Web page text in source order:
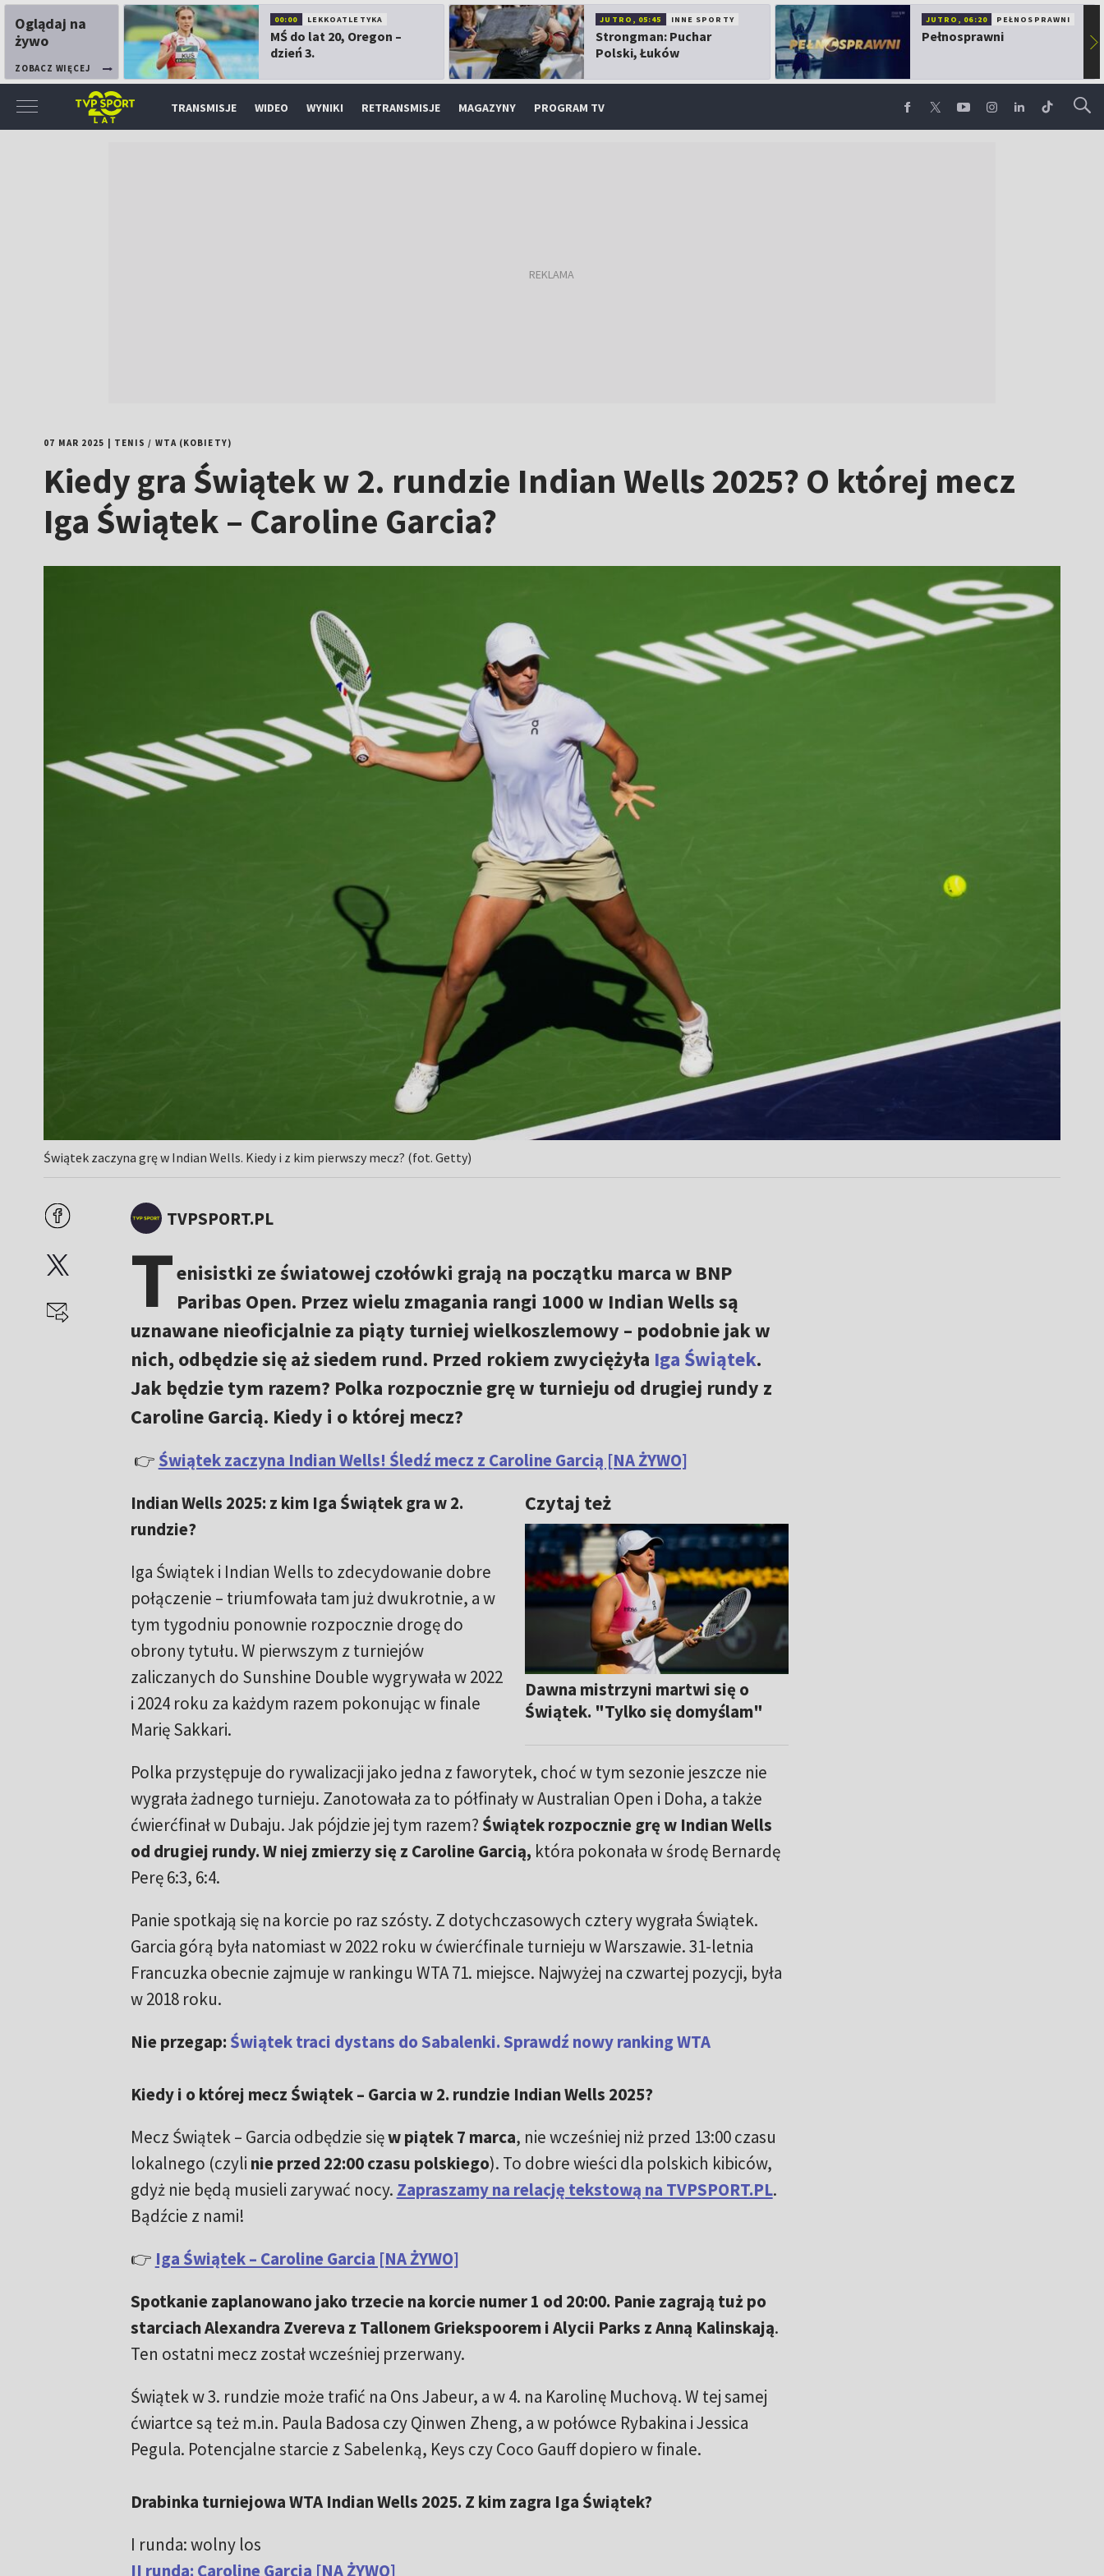
Oglądaj na
żywo
ZOBACZ WIĘCEJ
00:00 LEKKOATLETYKA
MŚ do lat 20, Oregon –
dzień 3.
JUTRO, 05:45 INNE SPORTY
Strongman: Puchar
Polski, Łuków
JUTRO, 06:20 PEŁNOSPRAWNI
Pełnosprawni ▶
TRANSMISJE WIDEO WYNIKI RETRANSMISJE MAGAZYNY PROGRAM TV
07 MAR 2025 TENIS / WTA (KOBIETY)
Kiedy gra Świątek w 2. rundzie Indian Wells 2025? O której mecz
Iga Świątek – Caroline Garcia?
Świątek zaczyna grę w Indian Wells. Kiedy i z kim pierwszy mecz? (fot. Getty)
TVPSPORT.PL
Tenisistki ze światowej czołówki grają na początku marca w BNP
Paribas Open. Przez wielu zmagania rangi 1000 w Indian Wells są
uznawane nieoficjalnie za piąty turniej wielkoszlemowy – podobnie jak w
nich, odbędzie się aż siedem rund. Przed rokiem zwyciężyła Iga Świątek.
Jak będzie tym razem? Polka rozpocznie grę w turnieju od drugiej rundy z
Caroline Garcią. Kiedy i o której mecz?
👉 Świątek zaczyna Indian Wells! Śledź mecz z Caroline Garcią [NA ŻYWO]
Czytaj też
Dawna mistrzyni martwi się o
Świątek. "Tylko się domyślam"
Indian Wells 2025: z kim Iga Świątek gra w 2.
rundzie?
Iga Świątek i Indian Wells to zdecydowanie dobre
połączenie – triumfowała tam już dwukrotnie, a w
tym tygodniu ponownie rozpocznie drogę do
obrony tytułu. W pierwszym z turniejów
zaliczanych do Sunshine Double wygrywała w 2022
i 2024 roku za każdym razem pokonując w finale
Marię Sakkari.
Polka przystępuje do rywalizacji jako jedna z faworytek, choć w tym sezonie jeszcze nie
wygrała żadnego turnieju. Zanotowała za to półfinały w Australian Open i Doha, a także
ćwierćfinał w Dubaju. Jak pójdzie jej tym razem? Świątek rozpocznie grę w Indian Wells
od drugiej rundy. W niej zmierzy się z Caroline Garcią, która pokonała w środę Bernardę
Perę 6:3, 6:4.
Panie spotkają się na korcie po raz szósty. Z dotychczasowych cztery wygrała Świątek.
Garcia górą była natomiast w 2022 roku w ćwierćfinale turnieju w Warszawie. 31-letnia
Francuzka obecnie zajmuje w rankingu WTA 71. miejsce. Najwyżej na czwartej pozycji, była
w 2018 roku.
Nie przegap: Świątek traci dystans do Sabalenki. Sprawdź nowy ranking WTA
Kiedy i o której mecz Świątek – Garcia w 2. rundzie Indian Wells 2025?
Mecz Świątek – Garcia odbędzie sięw piątek 7 marca, nie wcześniej niż przed 13:00 czasu
lokalnego (czyli nie przed 22:00 czasu polskiego). To dobre wieści dla polskich kibiców,
gdyż nie będą musieli zarywać nocy. Zapraszamy na relację tekstową na TVPSPORT.PL.
Bądźcie z nami!
👉 Iga Świątek – Caroline Garcia [NA ŻYWO]
Spotkanie zaplanowano jako trzecie na korcie numer 1 od 20:00. Panie zagrają tuż po
starciach Alexandra Zvereva z Tallonem Griekspoorem i Alycii Parks z Anną Kalinskają.
Ten ostatni mecz został wcześniej przerwany.
Świątek w 3. rundzie może trafić na Ons Jabeur, a w 4. na Karolinę Muchovą. W tej samej
ćwiartce są też m.in. Paula Badosa czy Qinwen Zheng, a w połówce Rybakina i Jessica
Pegula. Potencjalne starcie z Sabelenką, Keys czy Coco Gauff dopiero w finale.
Drabinka turniejowa WTA Indian Wells 2025. Z kim zagra Iga Świątek?
I runda: wolny los
II runda: Caroline Garcia [NA ŻYWO]